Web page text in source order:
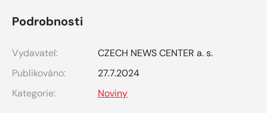
Podrobnosti
Vydavatel:
CZECH NEWS CENTER a. s.
Publikováno:
27.7.2024
Kategorie:
Noviny